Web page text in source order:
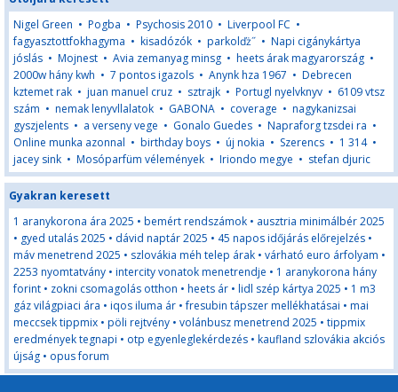
Nigel Green • Pogba • Psychosis 2010 • Liverpool FC •
fagyasztottfokhagyma • kisadózók • parkolďż˝ • Napi cigánykártya
jóslás • Mojnest • Avia zemanyag minsg • heets árak magyarország •
2000w hány kwh • 7 pontos igazols • Anynk hza 1967 • Debrecen
kztemet rak • juan manuel cruz • sztrajk • Portugl nyelvknyv • 6109 vtsz
szám • nemak lenyvllalatok • GABONA • coverage • nagykanizsai
gyszjelents • a verseny vege • Gonalo Guedes • Napraforg tzsdei ra •
Online munka azonnal • birthday boys • új nokia • Szerencs • 1 314•
jacey sink • Mosóparfüm vélemények • Iriondo megye • stefan djuric
Gyakran keresett
1 aranykorona ára 2025 • bemért rendszámok • ausztria minimálbér 2025
• gyed utalás 2025 • dávid naptár 2025 • 45 napos időjárás előrejelzés •
máv menetrend 2025 • szlovákia méh telep árak • várható euro árfolyam •
2253 nyomtatvány • intercity vonatok menetrendje • 1 aranykorona hány
forint • zokni csomagolás otthon • heets ár • lidl szép kártya 2025 • 1 m3
gáz világpiaci ára • iqos iluma ár •fresubin tápszer mellékhatásai • mai
meccsek tippmix • pöli rejtvény • volánbusz menetrend 2025 • tippmix
eredmények tegnapi • otp egyenleglekérdezés • kaufland szlovákia akciós
újság • opus forum